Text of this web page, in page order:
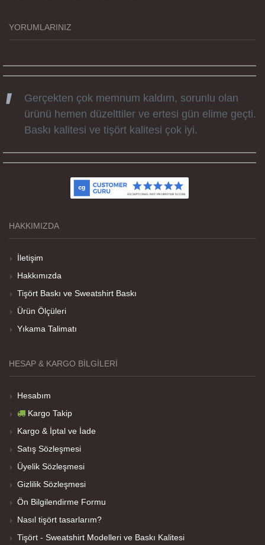
YORUMLARINIZ
günü hediyesi oldu. Kammana ailesine tüm
emekleri icin sonsuz teşekkürler.
Gerçekten çok memnum kaldım, sorunlu olan
ürünü hemen düzelttiler ve ertesi gün elime geçti.
Baskı kalitesi ve tişört kalitesi çok iyi.
Kumaş kalitesi ve basım harika.
Teşekkürler
Her sey iyi ama baskı göründüğü gibi değil daha
soluk
HAKKIMIZDA
İletişim
Hakkımızda
Tişört Baskı ve Sweatshirt Baskı
Ürün Ölçüleri
Yıkama Talimatı
HESAP & KARGO BILGILERI
Hesabım
Kargo Takip
Kargo & İptal ve İade
Satış Sözleşmesi
Üyelik Sözleşmesi
Gizlilik Sözleşmesi
Ön Bilgilendirme Formu
Nasıl tişört tasarlarım?
Tişört - Sweatshirt Modelleri ve Baskı Kalitesi